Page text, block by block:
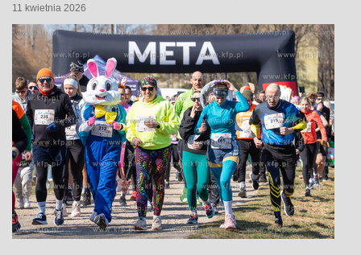
11 kwietnia 2026